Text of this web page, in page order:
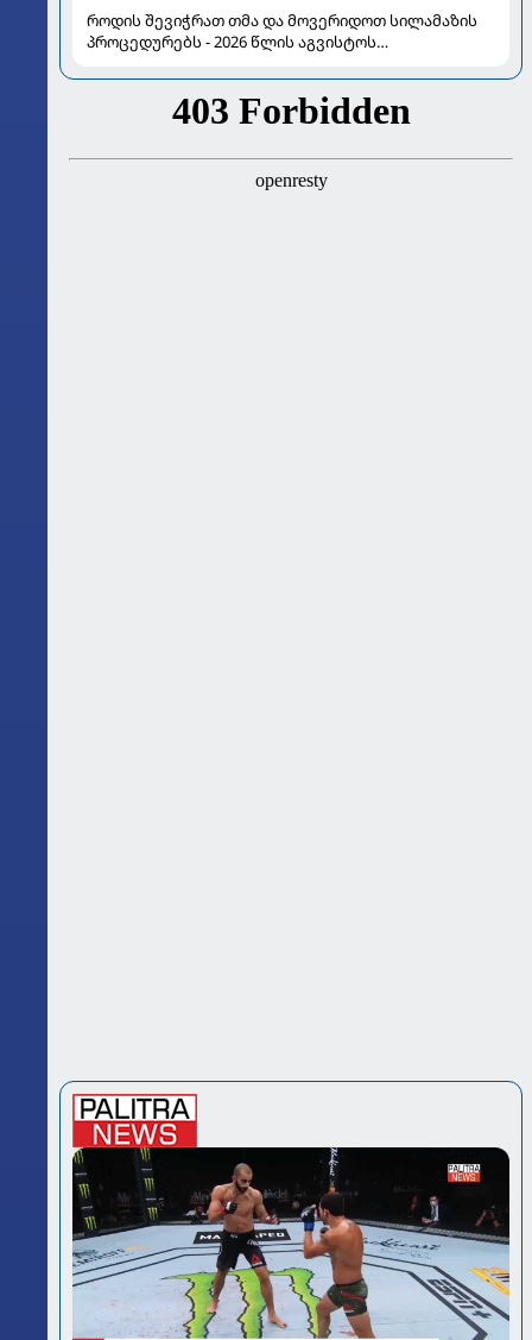
როდის შევიჭრათ თმა და მოვერიდოთ სილამაზის
პროცედურებს - 2026 წლის აგვისტოს